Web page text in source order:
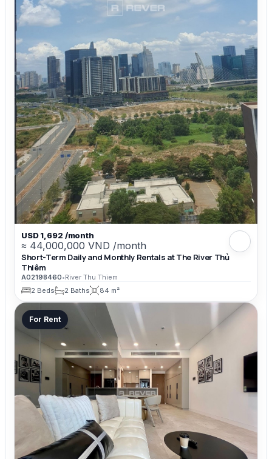
USD 1,692 /month
≈ 44,000,000 VND /month
Short-Term Daily and Monthly Rentals at The River Thủ
Thiêm
A02198460•River Thu Thiem
2 Beds
2 Baths 84 m²
For Rent